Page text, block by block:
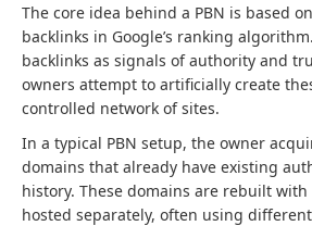
The core idea behind a PBN is based
backlinks in Google’s ranking
backlinks as signals of authority and
owners attempt to artificially create
controlled network of sites.
In a typical PBN setup, the owner
domains that already have existing
history. These domains are rebuilt
hosted separately, often using